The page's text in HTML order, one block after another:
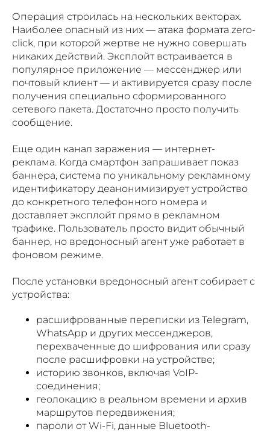
Операция строилась на нескольких векторах.
Наиболее опасный из них — атака формата zero-
click, при которой жертве не нужно совершать
никаких действий. Эксплойт встраивается в
популярное приложение — мессенджер или
почтовый клиент — и активируется сразу после
получения специально сформированного
сетевого пакета. Достаточно просто получить
сообщение.
Еще один канал заражения — интернет-
реклама. Когда смартфон запрашивает показ
баннера, система по уникальному рекламному
идентификатору деанонимизирует устройство
до конкретного телефонного номера и
доставляет эксплойт прямо в рекламном
трафике. Пользователь просто видит обычный
баннер, но вредоносный агент уже работает в
фоновом режиме.
После установки вредоносный агент собирает с
устройства:
расшифрованные переписки из Telegram,
WhatsApp и других мессенджеров,
перехваченные до шифрования или сразу
после расшифровки на устройстве;
историю звонков, включая VoIP-
соединения;
геолокацию в реальном времени и архив
маршрутов передвижения;
пароли от Wi-Fi, данные Bluetooth-